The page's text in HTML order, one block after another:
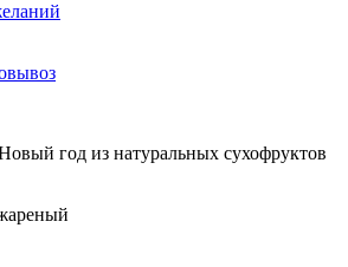
год из натуральных сухофруктов